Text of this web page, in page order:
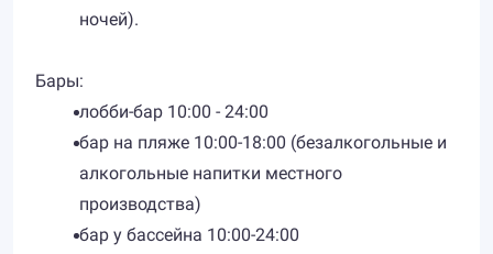
ночей).
Бары:
лобби-бар 10:00 - 24:00
бар на пляже 10:00-18:00 (безалкогольные и
алкогольные напитки местного
производства)
бар у бассейна 10:00-24:00